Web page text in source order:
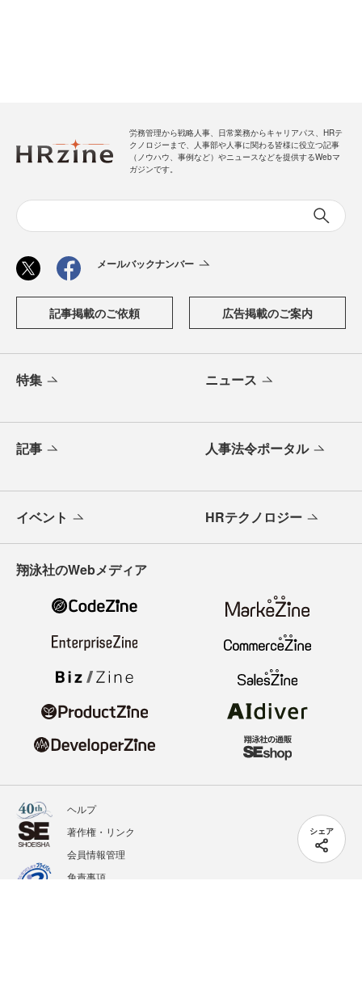
シェア
労務管理から戦略人事、日常業務からキャリアパス、HRテ
クノロジーまで、人事部や人事に関わる皆様に役立つ記事
（ノウハウ、事例など）やニュースなどを提供するWebマ
ガジンです。
メールバックナンバー
記事掲載のご依頼 広告掲載のご案内
特集 ニュース
記事 人事法令ポータル
イベント HRテクノロジー
翔泳社のWebメディア
ヘルプ
著作権・リンク
会員情報管理
免責事項